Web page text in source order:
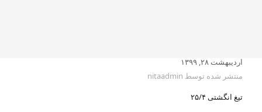
اردیبهشت ۲۸, ۱۳۹۹
منتشر شده توسط nitaadmin
تیغ انگشتی ۲۵/۴